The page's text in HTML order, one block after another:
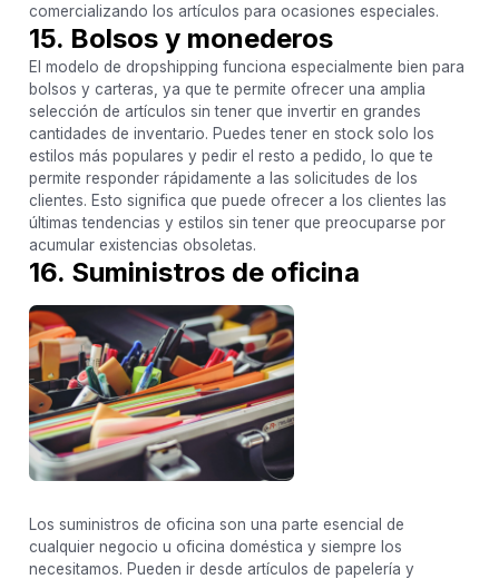
comercializando los artículos para ocasiones especiales.
15. Bolsos y monederos
El modelo de dropshipping funciona especialmente bien para
bolsos y carteras, ya que te permite ofrecer una amplia
selección de artículos sin tener que invertir en grandes
cantidades de inventario. Puedes tener en stock solo los
estilos más populares y pedir el resto a pedido, lo que te
permite responder rápidamente a las solicitudes de los
clientes. Esto significa que puede ofrecer a los clientes las
últimas tendencias y estilos sin tener que preocuparse por
acumular existencias obsoletas.
16. Suministros de oficina
Los suministros de oficina son una parte esencial de
cualquier negocio u oficina doméstica y siempre los
necesitamos. Pueden ir desde artículos de papelería y